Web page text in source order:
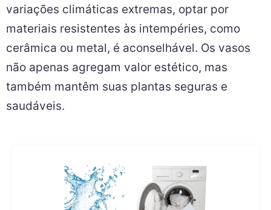
variações climáticas extremas, optar por
materiais resistentes às intempéries, como
cerâmica ou metal, é aconselhável. Os vasos
não apenas agregam valor estético, mas
também mantêm suas plantas seguras e
saudáveis.